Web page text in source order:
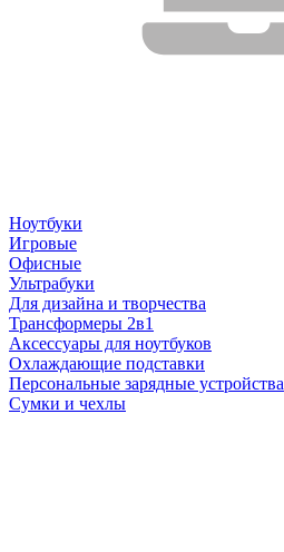
Ноутбуки
Игровые
Офисные
Ультрабуки
Для дизайна и творчества
Трансформеры 2в1
Аксессуары для ноутбуков
Охлаждающие подставки
Персональные зарядные устройства
Сумки и чехлы